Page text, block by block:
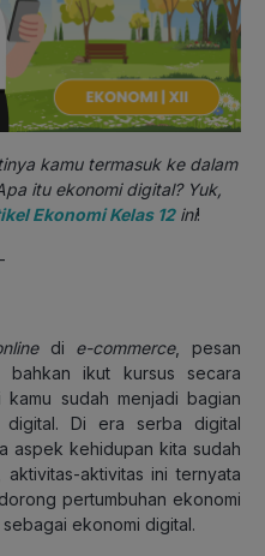
kamu termasuk ke dalam
itu ekonomi digital? Yuk,
Ekonomi Kelas 12ini!
di e-commerce, pesan
bahkan ikut kursus secara
sudah menjadi bagian
digital. Di era serba digital
aspek kehidupan kita sudah
aktivitas ini ternyata
pertumbuhan ekonomi
ekonomi digital.